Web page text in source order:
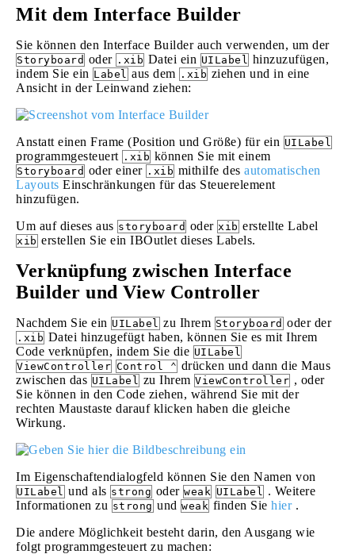
Mit dem Interface Builder
Sie können den Interface Builder auch verwenden, um der
Storyboard oder .xib Datei ein UILabel hinzuzufügen,
indem Sie ein Label aus dem .xib ziehen und in eine
Ansicht in der Leinwand ziehen:
Anstatt einen Frame (Position und Größe) für ein UILabel
programmgesteuert .xib können Sie mit einem
Storyboard oder einer .xib mithilfe des automatischen
Layouts Einschränkungen für das Steuerelement
hinzufügen.
Um auf dieses aus storyboard oder xib erstellte Label
xib erstellen Sie ein IBOutlet dieses Labels.
Verknüpfung zwischen Interface
Builder und View Controller
Nachdem Sie ein UILabel zu Ihrem Storyboard oder der
.xib Datei hinzugefügt haben, können Sie es mit Ihrem
Code verknüpfen, indem Sie die UILabel
ViewController Control ⌃ drücken und dann die Maus
zwischen das UILabel zu Ihrem ViewController , oder
Sie können in den Code ziehen, während Sie mit der
rechten Maustaste darauf klicken haben die gleiche
Wirkung.
Im Eigenschaftendialogfeld können Sie den Namen von
UILabel und als strong oder weak UILabel . Weitere
Informationen zu strong und weak finden Sie hier.
Die andere Möglichkeit besteht darin, den Ausgang wie
folgt programmgesteuert zu machen: